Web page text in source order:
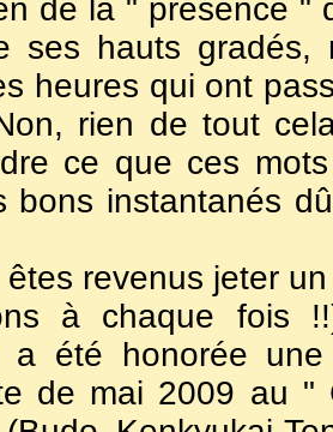
de la " présence "
ses hauts gradés,
heures qui ont
rien de tout
ce que ces
bons instantanés
êtes revenus jeter
à chaque fois
a été honorée
de mai 2009 au "